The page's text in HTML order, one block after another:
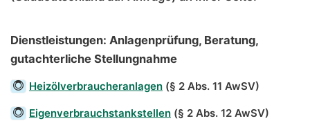
Dienstleistungen: Anlagenprüfung, Beratung,
gutachterliche Stellungnahme
Heizölverbraucheranlagen (§ 2 Abs. 11 AwSV)
Eigenverbrauchstankstellen (§ 2 Abs. 12 AwSV)